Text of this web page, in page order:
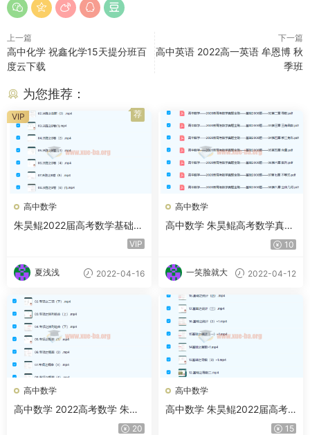
上一篇
高中化学 祝鑫化学15天提分班百
度云下载
下一篇
高中英语 2022高一英语 牟恩博 秋
季班
为您推荐：
高中数学
朱昊鲲2022届高考数学基础班
二轮复习联报 基础班第二季
专项班第三季 基础班第四季
VIP
夏浅浅 2022-04-16
VIP 荐
高中数学
高中数学 朱昊鲲高考数学真题
10
一笑脸就大 2022-04-12
高中数学
高中数学 2022高考数学 朱昊
20
高中数学
高中数学 朱昊鲲2022届高考
数学基础班二轮复习联报 第二
15